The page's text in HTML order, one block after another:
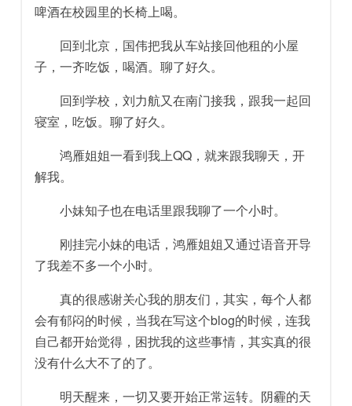
啤酒在校园里的长椅上喝。
回到北京，国伟把我从车站接回他租的小屋
子，一齐吃饭，喝酒。聊了好久。
回到学校，刘力航又在南门接我，跟我一起回
寝室，吃饭。聊了好久。
鸿雁姐姐一看到我上QQ，就来跟我聊天，开
解我。
小妹知子也在电话里跟我聊了一个小时。
刚挂完小妹的电话，鸿雁姐姐又通过语音开导
了我差不多一个小时。
真的很感谢关心我的朋友们，其实，每个人都
会有郁闷的时候，当我在写这个blog的时候，连我
自己都开始觉得，困扰我的这些事情，其实真的很
没有什么大不了的了。
明天醒来，一切又要开始正常运转。阴霾的天